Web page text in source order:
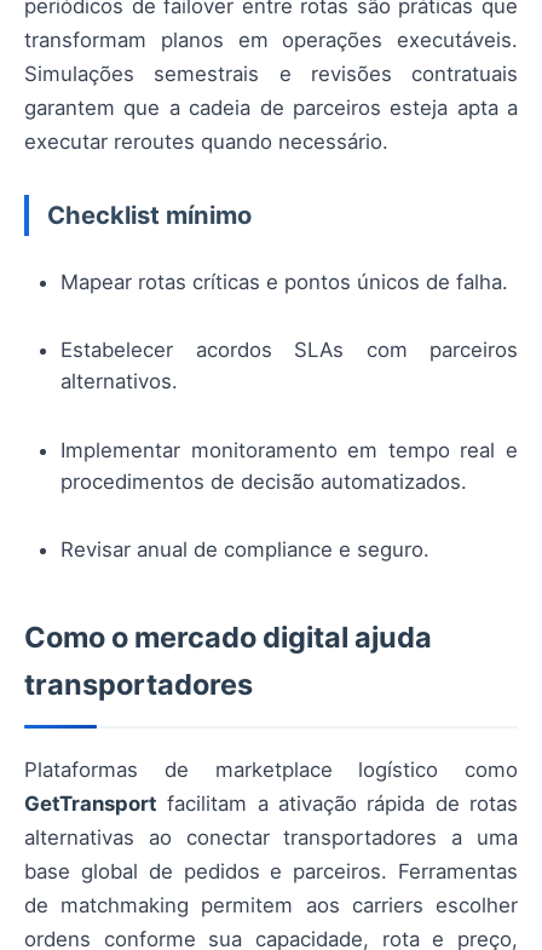
periódicos de failover entre rotas são práticas que
transformam planos em operações executáveis.
Simulações semestrais e revisões contratuais
garantem que a cadeia de parceiros esteja apta a
executar reroutes quando necessário.
Checklist mínimo
Mapear rotas críticas e pontos únicos de falha.
Estabelecer acordos SLAs com parceiros
alternativos.
Implementar monitoramento em tempo real e
procedimentos de decisão automatizados.
Revisar anual de compliance e seguro.
Como o mercado digital ajuda
transportadores
Plataformas de marketplace logístico como
GetTransport facilitam a ativação rápida de rotas
alternativas ao conectar transportadores a uma
base global de pedidos e parceiros. Ferramentas
de matchmaking permitem aos carriers escolher
ordens conforme sua capacidade, rota e preço,